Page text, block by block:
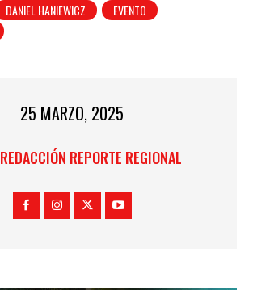
DANIEL HANIEWICZ
EVENTO
25 MARZO, 2025
REDACCIÓN REPORTE REGIONAL